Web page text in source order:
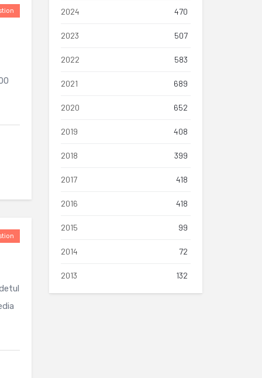
2024 470
2023 507
2022 583
2021 689
2020 652
2019 408
2018 399
2017 418
2016 418
2015 99
2014 72
2013 132